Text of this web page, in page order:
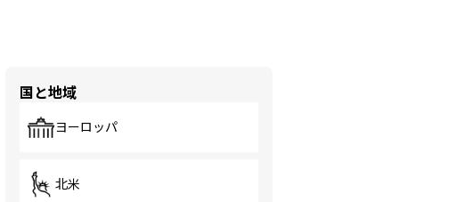
国と地域
ヨーロッパ
北米